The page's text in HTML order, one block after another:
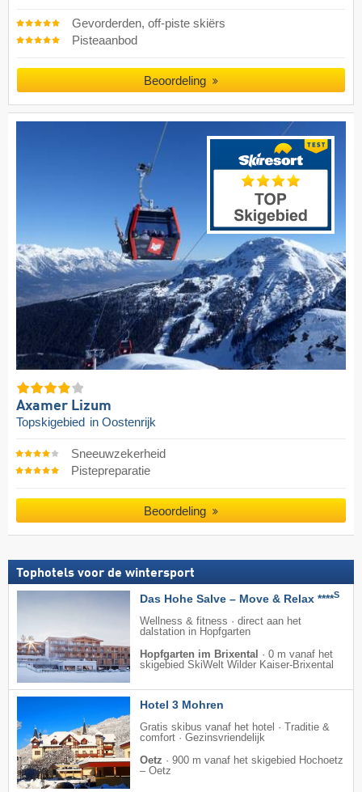
Gevorderden, off-piste skiërs
Pisteaanbod
Beoordeling
Axamer Lizum
Topskigebied in Oostenrijk
Sneeuwzekerheid
Pistepreparatie
Beoordeling
Tophotels voor de wintersport
Das Hohe Salve – Move & Relax ****S
Wellness & fitness · direct aan het
dalstation in Hopfgarten
Hopfgarten im Brixental
· 0 m vanaf het
skigebied SkiWelt Wilder Kaiser-Brixental
Hotel 3 Mohren
Gratis skibus vanaf het hotel · Traditie &
comfort · Gezinsvriendelijk
Oetz · 900 m vanaf het skigebied Hochoetz
– Oetz